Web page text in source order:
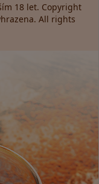
18 let. Copyright
All rights